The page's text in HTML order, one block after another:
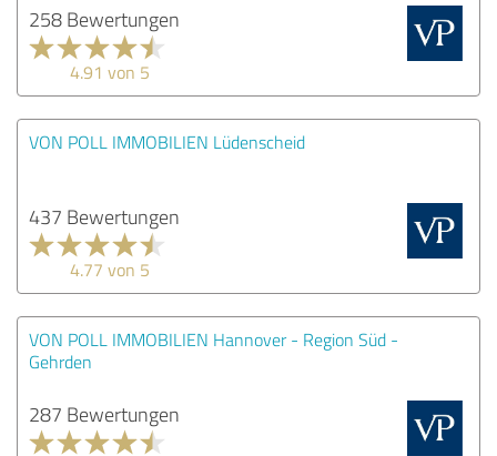
258 Bewertungen
4.91 von 5
VON POLL IMMOBILIEN Lüdenscheid
437 Bewertungen
4.77 von 5
VON POLL IMMOBILIEN Hannover - Region Süd -
Gehrden
287 Bewertungen